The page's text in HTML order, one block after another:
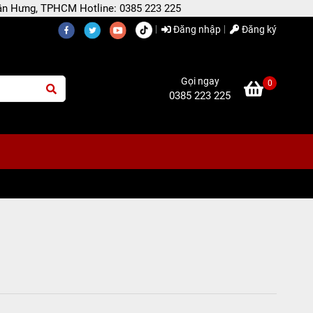
Đăng nhập Đăng ký
Gọi ngay
0385 223 225
0
Hưng, TPHCM Hotline: 0385 223 225